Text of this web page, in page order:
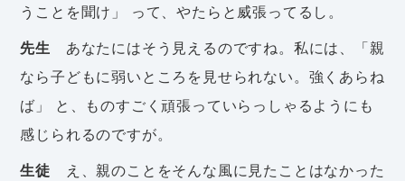
うことを聞け」 って、やたらと威張ってるし。
先生 あなたにはそう見えるのですね。私には、「親
なら子どもに弱いところを見せられない。強くあらね
ば」 と、ものすごく頑張っていらっしゃるようにも
感じられるのですが。
生徒 え、親のことをそんな風に見たことはなかった